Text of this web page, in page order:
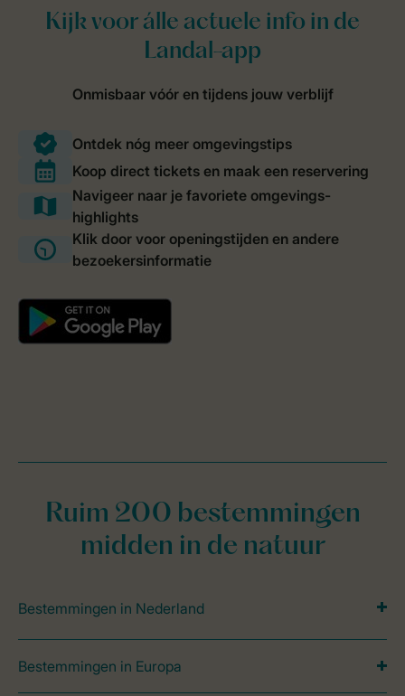
Ruim 200 bestemmingen
midden in de natuur
Bestemmingen in Nederland
Bestemmingen in Europa